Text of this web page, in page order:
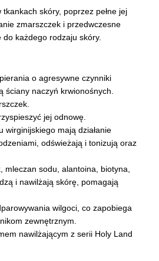
skóry, poprzez pełne jej
zmarszczek i przedwczesne
każdego rodzaju skóry.
o agresywne czynniki
naczyń krwionośnych.
jej odnowę.
mają działanie
odświeżają i tonizują oraz
sodu, alantoina, biotyna,
i nawilżają skórę, pomagają
wilgoci, co zapobiega
zewnętrznym.
nawilżającym z serii Holy Land